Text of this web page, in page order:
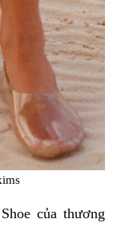
của thương